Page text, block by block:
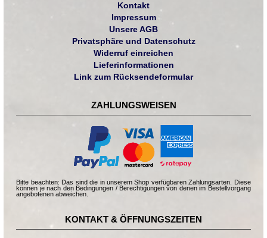
Kontakt
Impressum
Unsere AGB
Privatsphäre und Datenschutz
Widerruf einreichen
Lieferinformationen
Link zum Rücksendeformular
ZAHLUNGSWEISEN
Bitte beachten: Das sind die in unserem Shop verfügbaren Zahlungsarten. Diese
können je nach den Bedingungen / Berechtigungen von denen im Bestellvorgang
angebotenen abweichen.
KONTAKT & ÖFFNUNGSZEITEN